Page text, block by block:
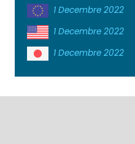
1 Decembre 2022
1 Decembre 2022
1 Decembre 2022